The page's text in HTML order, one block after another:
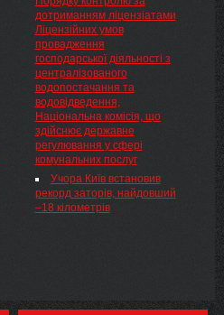
соняшникове пресоване
гранульоване, шрот та макуха
соняшникові).
получили и подтвердили
квалификацию судебного
эксперта по следующим
классам экспертиз:
дотриманням ліцензіатами
Ліцензійних умов
провадження
господарської діяльності з
централізованого
водопостачання та
водовідведення,
Національна комісія, що
здійснює державне
регулювання у сфері
комунальних послуг
Учора Київ встановив
рекорд заторів, найдовший
–18 кілометрів